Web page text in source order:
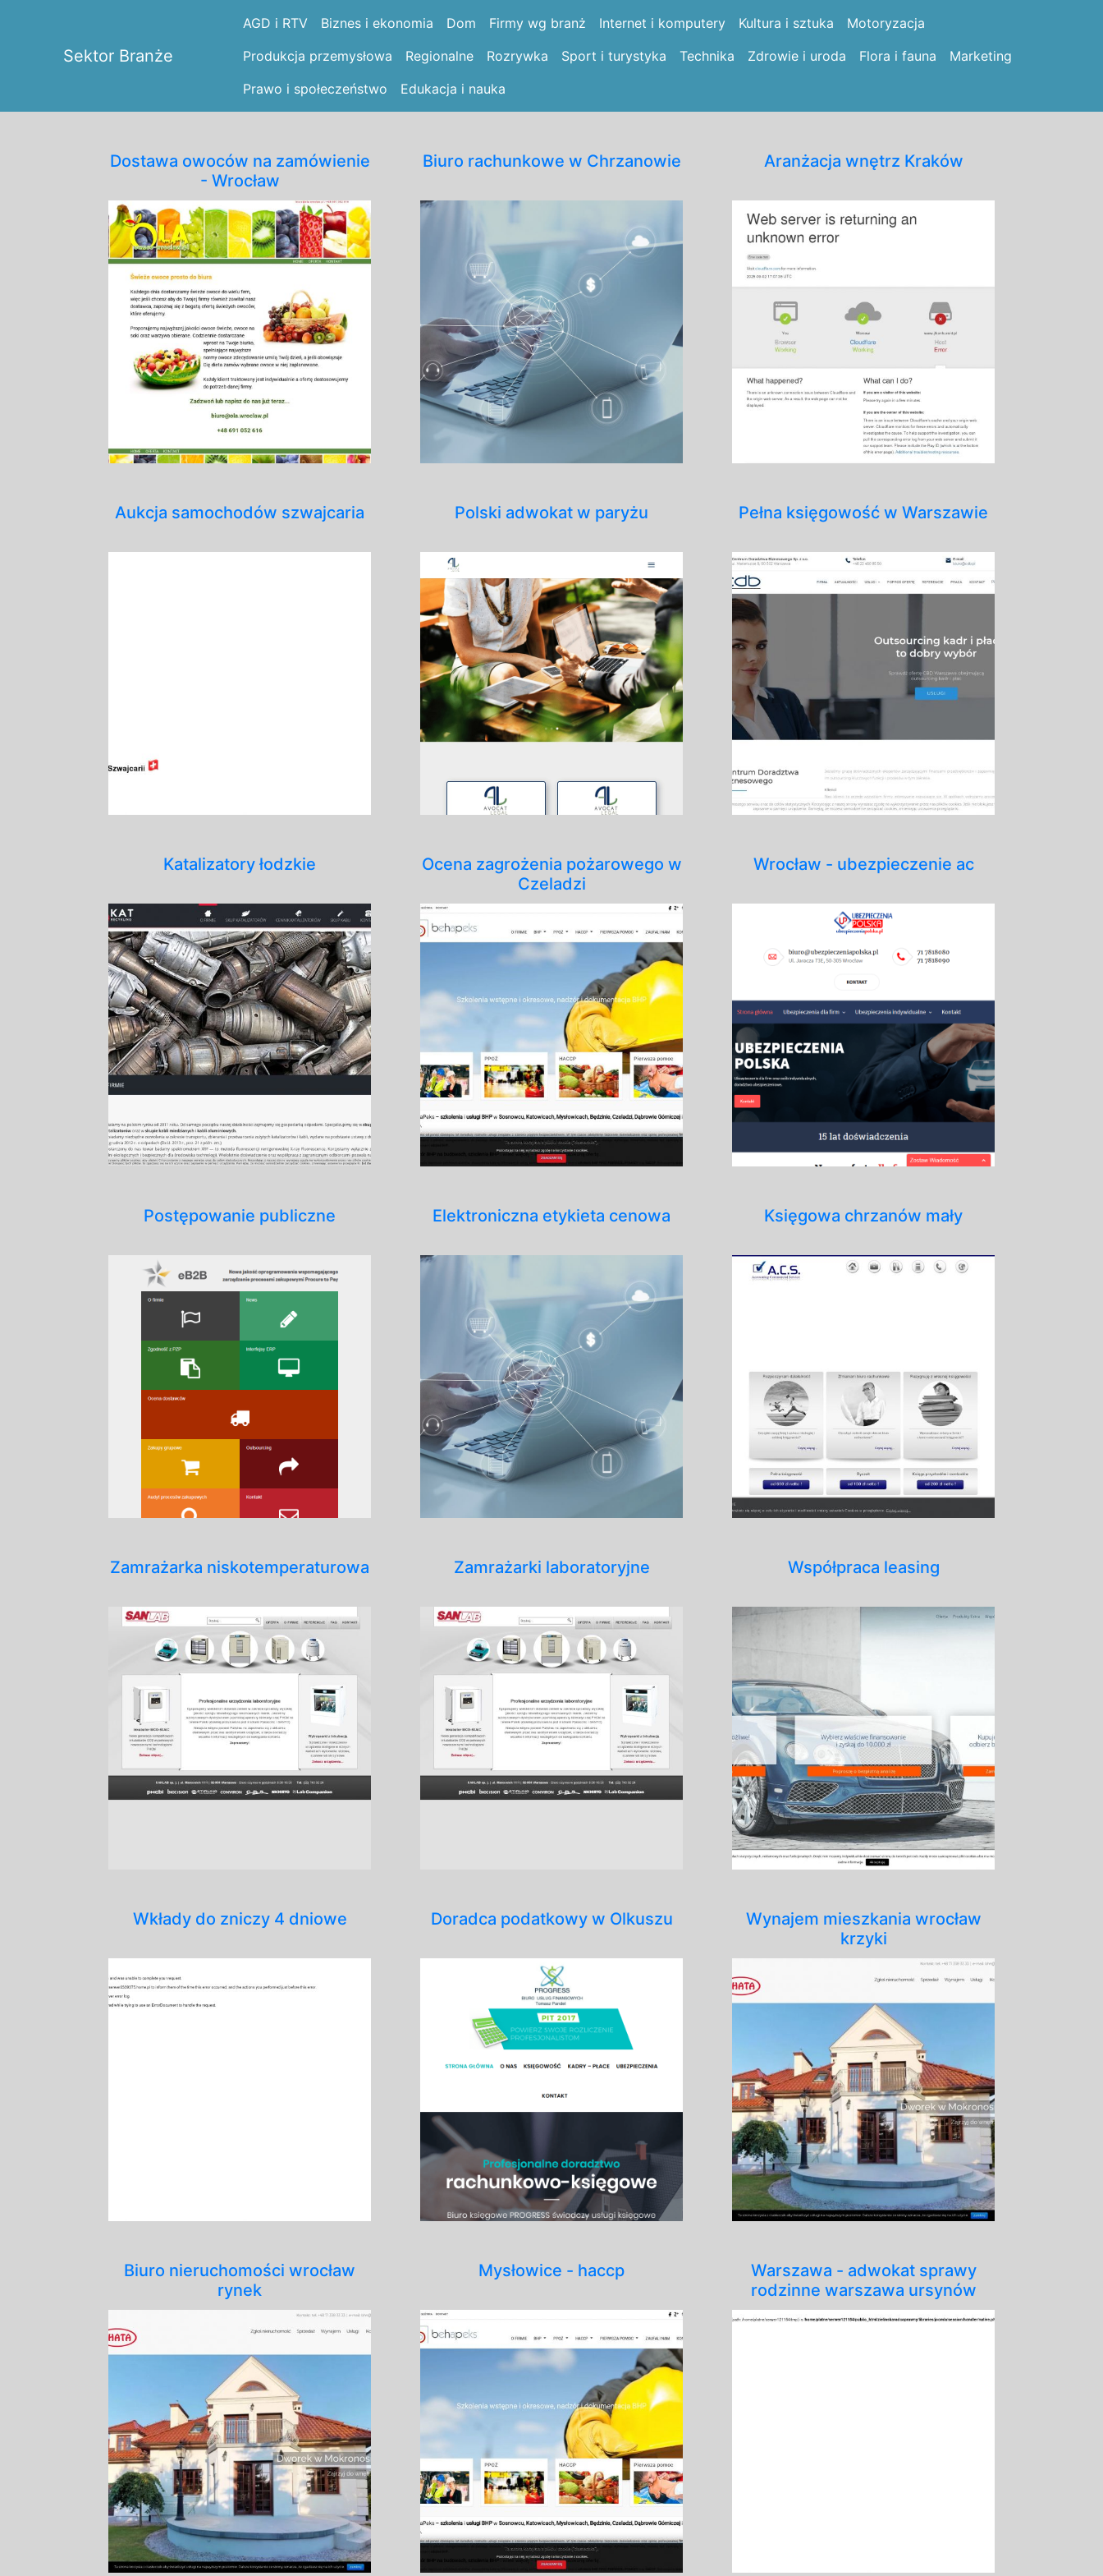
Sektor Branże
AGD i RTV Biznes i ekonomia Dom Firmy wg branż Internet i komputery Kultura i sztuka
Motoryzacja
Produkcja przemysłowa
Regionalne Rozrywka Sport i turystyka Technika Zdrowie i uroda Flora i fauna
Marketing
Prawo i społeczeństwo
Edukacja i nauka
Dostawa owoców na zamówienie
- Wrocław
Biuro rachunkowe w Chrzanowie Aranżacja wnętrz Kraków
Aukcja samochodów szwajcaria Polski adwokat w paryżu Pełna księgowość w Warszawie
Katalizatory łodzkie
Ocena zagrożenia pożarowego w
Czeladzi
Wrocław - ubezpieczenie ac
Postępowanie publiczne Elektroniczna etykieta cenowa Księgowa chrzanów mały
Zamrażarka niskotemperaturowa Zamrażarki laboratoryjne Współpraca leasing
Wkłady do zniczy 4 dniowe Doradca podatkowy w Olkuszu
Wynajem mieszkania wrocław
krzyki
Biuro nieruchomości wrocław
rynek
Mysłowice - haccp
Warszawa - adwokat sprawy
rodzinne warszawa ursynów